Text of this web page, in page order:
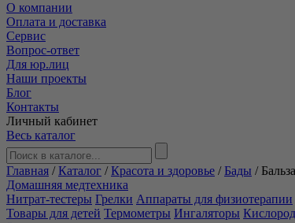
О компании
Оплата и доставка
Сервис
Вопрос-ответ
Для юр.лиц
Наши проекты
Блог
Контакты
Личный кабинет
Весь каталог
Главная /Каталог /Красота и здоровье / Бады /
Домашняя медтехника
Нитрат-тестеры Грелки Аппараты для физиотерапии
Товары для детей Термометры Ингаляторы